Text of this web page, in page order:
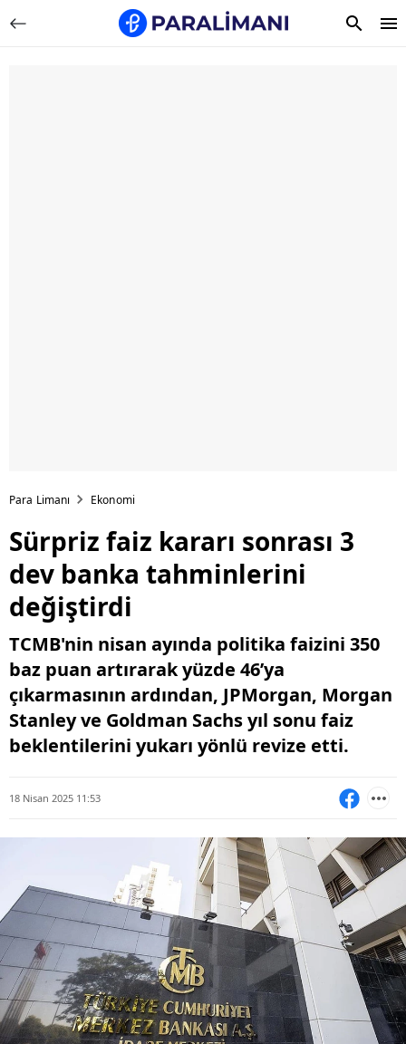
Para Limanı Ekonomi
Sürpriz faiz kararı sonrası 3
dev banka tahminlerini
değiştirdi
TCMB'nin nisan ayında politika faizini 350
baz puan artırarak yüzde 46’ya
çıkarmasının ardından, JPMorgan, Morgan
Stanley ve Goldman Sachs yıl sonu faiz
beklentilerini yukarı yönlü revize etti.
18 Nisan 2025 11:53